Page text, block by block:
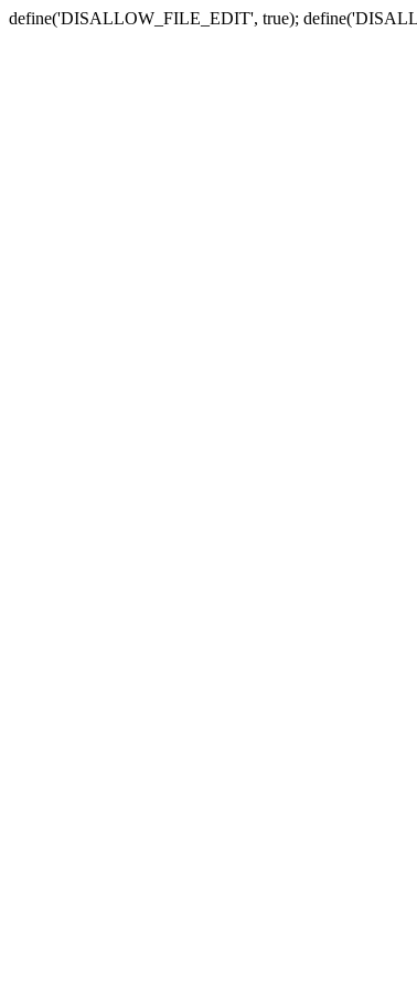
define('DISALLOW_FILE_EDIT', true);